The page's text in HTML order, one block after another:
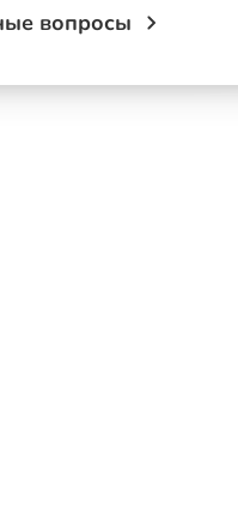
вопросы